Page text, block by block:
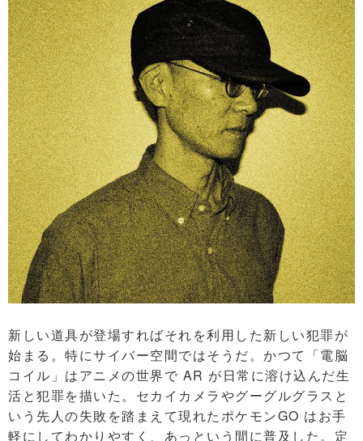
新しい道具が登場すればそれを利用した新しい犯罪が
始まる。特にサイバー空間ではそうだ。かつて「電脳
コイル」はアニメの世界で AR が日常に溶け込んだ生
活と犯罪を描いた。セカイカメラやグーグルグラスと
いう先人の失敗を踏まえて現れたポケモンGO はお手
軽にしてわかりやすく、あっという間に普及した。定